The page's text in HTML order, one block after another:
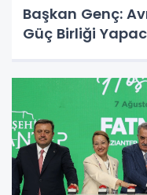
Başkan Genç:
Güç Birliği